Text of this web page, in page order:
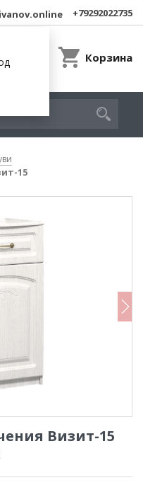
+79292022735
Корзина
15
Визит-15